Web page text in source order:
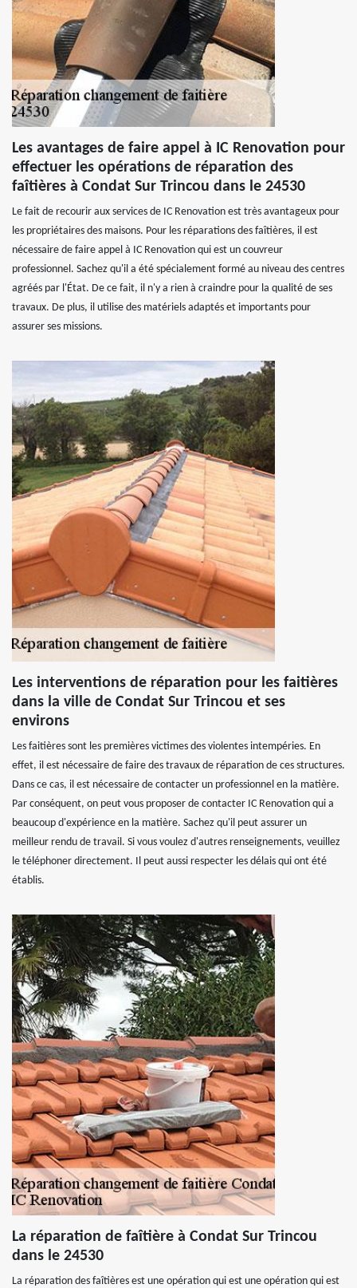
Les avantages de faire appel à IC Renovation pour
effectuer les opérations de réparation des
faîtières à Condat Sur Trincou dans le 24530
Le fait de recourir aux services de IC Renovation est très avantageux pour
les propriétaires des maisons. Pour les réparations des faîtières, il est
nécessaire de faire appel à IC Renovation qui est un couvreur
professionnel. Sachez qu'il a été spécialement formé au niveau des centres
agréés par l'État. De ce fait, il n'y a rien à craindre pour la qualité de ses
travaux. De plus, il utilise des matériels adaptés et importants pour
assurer ses missions.
Les interventions de réparation pour les faitières
dans la ville de Condat Sur Trincou et ses
environs
Les faitières sont les premières victimes des violentes intempéries. En
effet, il est nécessaire de faire des travaux de réparation de ces structures.
Dans ce cas, il est nécessaire de contacter un professionnel en la matière.
Par conséquent, on peut vous proposer de contacter IC Renovation qui a
beaucoup d'expérience en la matière. Sachez qu'il peut assurer un
meilleur rendu de travail. Si vous voulez d'autres renseignements, veuillez
le téléphoner directement. Il peut aussi respecter les délais qui ont été
établis.
La réparation de faîtière à Condat Sur Trincou
dans le 24530
La réparation des faîtières est une opération qui est une opération qui est